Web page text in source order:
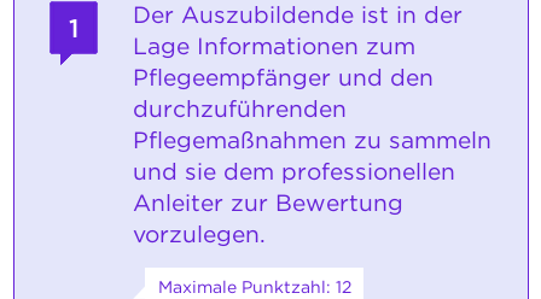
1
Der Auszubildende ist in der
Lage Informationen zum
Pflegeempfänger und den
durchzuführenden
Pflegemaßnahmen zu sammeln
und sie dem professionellen
Anleiter zur Bewertung
vorzulegen.
Maximale Punktzahl: 12